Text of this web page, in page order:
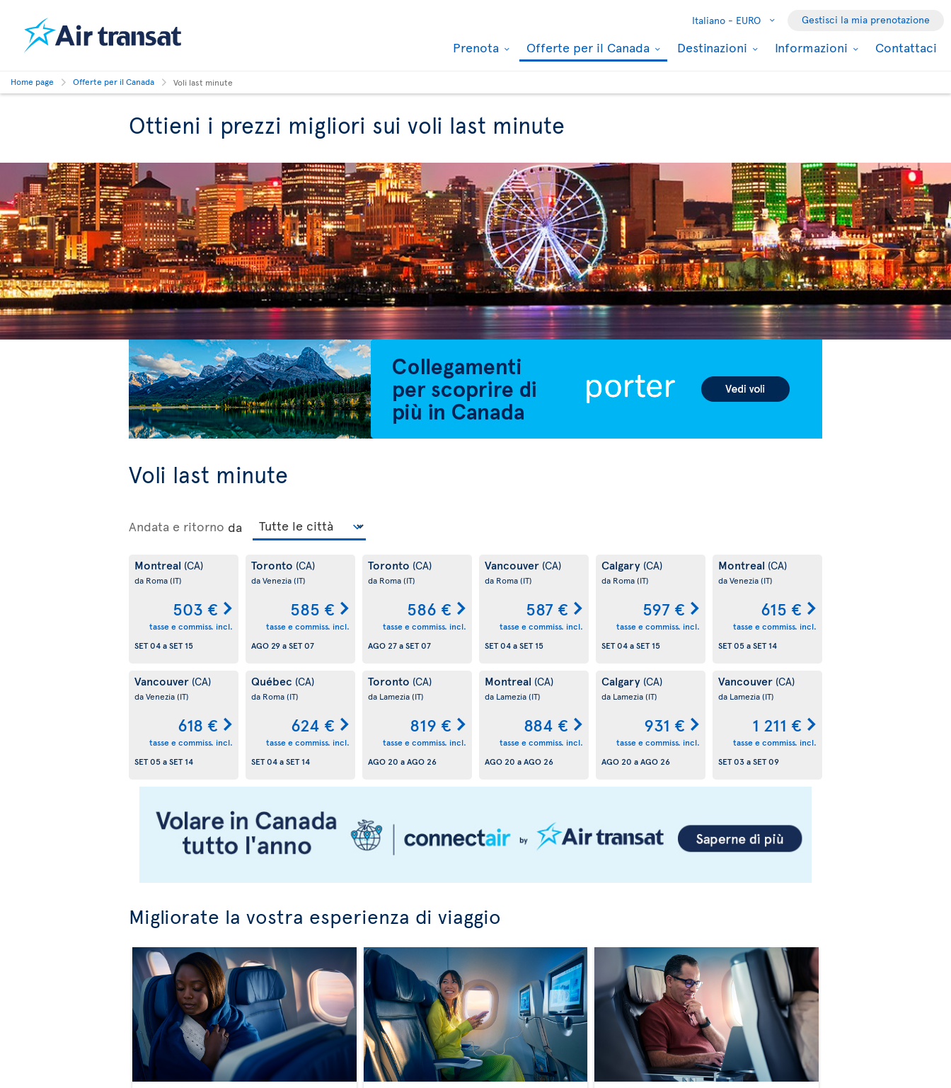
Italiano - EURO Gestisci la mia prenotazione
Prenota Offerte per il Canada Destinazioni Informazioni Contattaci
Home page Offerte per il Canada Voli last minute
Ottieni i prezzi migliori sui voli last minute
Voli last minute
Andata e ritorno da
Montreal (CA)
da Roma(IT)
503 €
tasse e commiss. incl.
SET 04aSET 15
Toronto (CA)
da Venezia(IT)
585 €
tasse e commiss. incl.
AGO 29aSET 07
Toronto (CA)
da Roma(IT)
586 €
tasse e commiss. incl.
AGO 27aSET 07
Vancouver (CA)
da Roma(IT)
587 €
tasse e commiss. incl.
SET 04aSET 15
Calgary (CA)
da Roma(IT)
597 €
tasse e commiss. incl.
SET 04aSET 15
Montreal (CA)
da Venezia(IT)
615 €
tasse e commiss. incl.
SET 05aSET 14
Vancouver (CA)
da Venezia(IT)
618 €
tasse e commiss. incl.
SET 05aSET 14
Québec (CA)
da Roma(IT)
624 €
tasse e commiss. incl.
SET 04aSET 14
Toronto (CA)
da Lamezia(IT)
819 €
tasse e commiss. incl.
AGO 20 aAGO 26
Montreal (CA)
da Lamezia(IT)
884 €
tasse e commiss. incl.
AGO 20 aAGO 26
Calgary (CA)
da Lamezia(IT)
931 €
tasse e commiss. incl.
AGO 20 aAGO 26
Vancouver (CA)
da Lamezia(IT)
1 211 €
tasse e commiss. incl.
SET 03aSET 09
Migliorate la vostra esperienza di viaggio